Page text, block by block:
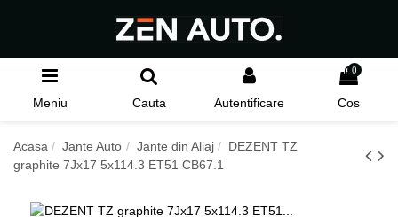
Meniu Cauta Autentificare
0
Cos
Acasa Jante Auto Jante din Aliaj
DEZENT TZ
graphite 7Jx17 5x114.3 ET51 CB67.1